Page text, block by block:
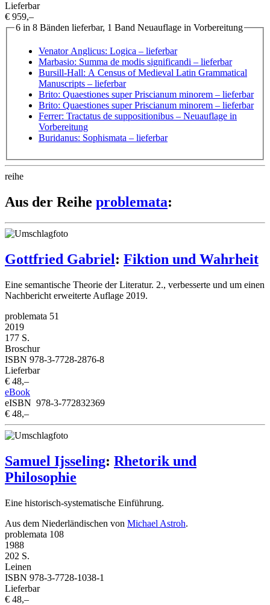
Lieferbar
€ 959,–
6 in 8 Bänden lieferbar, 1 Band Neuauflage in Vorbereitung
Venator Anglicus: Logica – lieferbar
Marbasio: Summa de modis significandi – lieferbar
Bursill-Hall: A Census of Medieval Latin Grammatical
Manuscripts – lieferbar
Brito: Quaestiones super Priscianum minorem – lieferbar
Brito: Quaestiones super Priscianum minorem – lieferbar
Ferrer: Tractatus de suppositionibus – Neuauflage in
Vorbereitung
Buridanus: Sophismata – lieferbar
reihe
Aus der Reihe problemata:
Gottfried Gabriel: Fiktion und Wahrheit
Eine semantische Theorie der Literatur. 2., verbesserte und um einen
Nachbericht erweiterte Auflage 2019.
problemata 51
2019
177 S.
Broschur
ISBN 978-3-7728-2876-8
Lieferbar
€ 48,–
eBook
eISBN 978-3-772832369
€ 48,–
Samuel Ijsseling: Rhetorik und
Philosophie
Eine historisch-systematische Einführung.
Aus dem Niederländischen von Michael Astroh.
problemata 108
1988
202 S.
Leinen
ISBN 978-3-7728-1038-1
Lieferbar
€ 48,–